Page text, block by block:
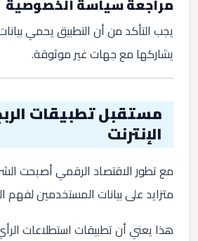
يجب التأكد من أن التطبيق يحمي
يشاركها مع جهات غير موثوقة.
مستقبل تطبيقات
الإنترنت
مع تطور الاقتصاد الرقمي أصبحت
متزايد على بيانات المستخدمين لفهم
هذا يعني أن تطبيقات استطلاعات